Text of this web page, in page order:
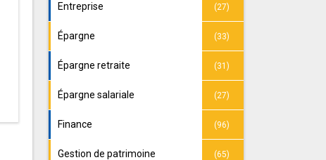
Entreprise (27)
Épargne (33)
Épargne retraite (31)
Épargne salariale (27)
Finance (96)
Gestion de patrimoine (65)